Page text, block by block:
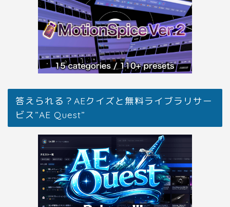
答えられる？AEクイズと無料ライブラリサー
ビス”AE Quest”